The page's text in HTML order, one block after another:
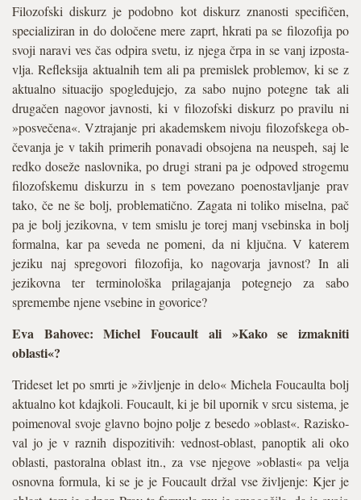
Filozofski diskurz je podobno kot diskurz znanosti specifičen,
specializiran in do določene mere zaprt, hkrati pa se filozofija po
svoji naravi ves čas odpira svetu, iz njega črpa in se vanj izposta­
vlja. Refleksija aktualnih tem ali pa premislek problemov, ki se z
aktualno situacijo spogledujejo, za sabo nujno potegne tak ali
drugačen nagovor javnosti, ki v filozofski diskurz po pravilu ni
»posvečena«. Vztrajanje pri akademskem nivoju filozofskega ob­
čevanja je v takih primerih ponavadi obsojena na neuspeh, saj le
redko doseže naslovnika, po drugi strani pa je odpoved strogemu
filozofskemu diskurzu in s tem povezano poenostavljanje prav
tako, če ne še bolj, problematično. Zagata ni toliko miselna, pač
pa je bolj jezikovna, v tem smislu je torej manj vsebinska in bolj
for­malna, kar pa seveda ne pomeni, da ni ključna. V katerem
jeziku naj spregovori filozofija, ko nagovarja javnost? In ali
jezikovna ter terminološka prilagajanja potegnejo za sabo
spremembe njene vsebine in govorice?
Eva Bahovec: Michel Foucault ali »Kako se izmakniti
oblasti«?
Trideset let po smrti je »življenje in delo« Michela Foucaulta bolj
aktualno kot kdajkoli. Foucault, ki je bil upornik v srcu sistema, je
poimenoval svoje glavno bojno polje z besedo »oblast«. Razisko­
val jo je v raznih dispozitivih: vednost-oblast, panoptik ali oko
oblasti, pastoralna oblast itn., za vse njegove »oblasti« pa velja
osnovna formula, ki se je je Foucault držal vse življenje: Kjer je